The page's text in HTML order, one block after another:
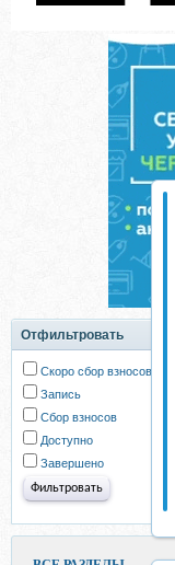
Отфильтровать
Скоро сбор взносов
Запись
Сбор взносов
Доступно
Завершено